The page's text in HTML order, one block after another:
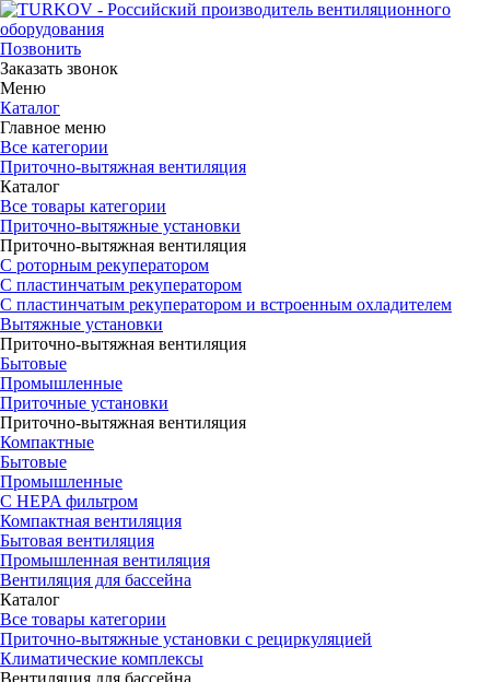
Позвонить
Заказать звонок
Меню
Каталог
Главное меню
Все категории
Приточно-вытяжная вентиляция
Каталог
Все товары категории
Приточно-вытяжные установки
Приточно-вытяжная вентиляция
С роторным рекуператором
С пластинчатым рекуператором
С пластинчатым рекуператором и встроенным охладителем
Вытяжные установки
Приточно-вытяжная вентиляция
Бытовые
Промышленные
Приточные установки
Приточно-вытяжная вентиляция
Компактные
Бытовые
Промышленные
С HEPA фильтром
Компактная вентиляция
Бытовая вентиляция
Промышленная вентиляция
Вентиляция для бассейна
Каталог
Все товары категории
Приточно-вытяжные установки с рециркуляцией
Климатические комплексы
Вентиляция для бассейна